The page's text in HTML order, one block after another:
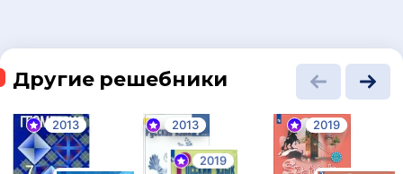
Другие решебники
2013 2013
2019
2019